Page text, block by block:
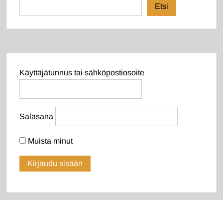
Etsi
Käyttäjätunnus tai sähköpostiosoite
Salasana
Muista minut